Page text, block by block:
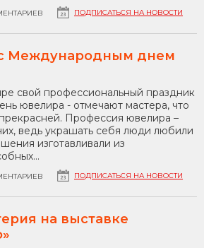
ПОДПИСАТЬСЯ НА НОВОСТИ
Международным днем
свой профессиональный праздник
ювелира - отмечают мастера, что
Профессия ювелира –
ведь украшать себя люди любили
изготавливали из
ПОДПИСАТЬСЯ НА НОВОСТИ
на выставке